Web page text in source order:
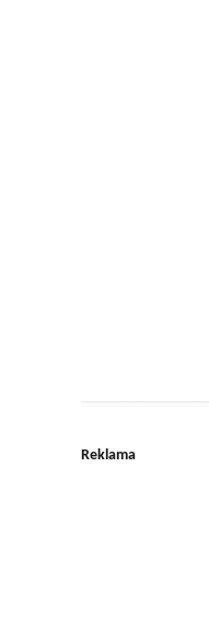
Reklama